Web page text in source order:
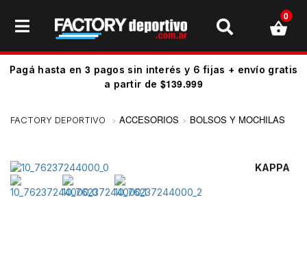
Pagá hasta en 3 pagos sin interés y 6 fijas + envío gratis
a partir de $139.999
0
ACCESORIOS BOLSOS Y MOCHILAS
KAPPA